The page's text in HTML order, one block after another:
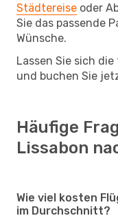
Städtereise oder
Sie das passende
Wünsche.
Lassen Sie sich
und buchen Sie
Häufige
Lissabon
Wie viel kosten
im Durchschnitt?